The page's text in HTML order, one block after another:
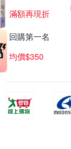
滿額再現折
回購第一名
均價$350